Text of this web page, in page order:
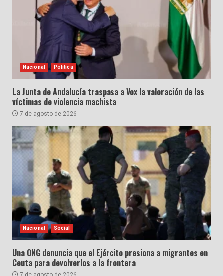
Nacional Política
La Junta de Andalucía traspasa a Vox la valoración de las
víctimas de violencia machista
7 de agosto de 2026
Nacional Social
Una ONG denuncia que el Ejército presiona a migrantes en
Ceuta para devolverlos a la frontera
7 de agosto de 2026